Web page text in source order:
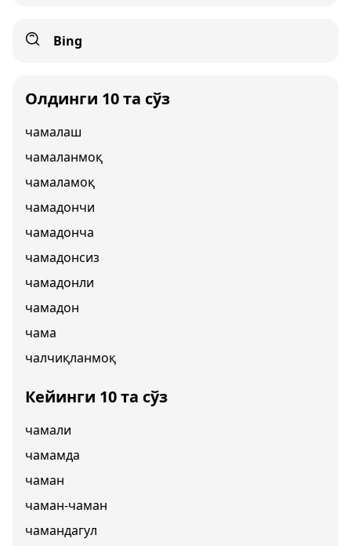
Bing
Олдинги 10 та сўз
чамалаш
чамаланмоқ
чамаламоқ
чамадончи
чамадонча
чамадонсиз
чамадонли
чамадон
чама
чалчиқланмоқ
Кейинги 10 та сўз
чамали
чамамда
чаман
чаман-чаман
чамандагул